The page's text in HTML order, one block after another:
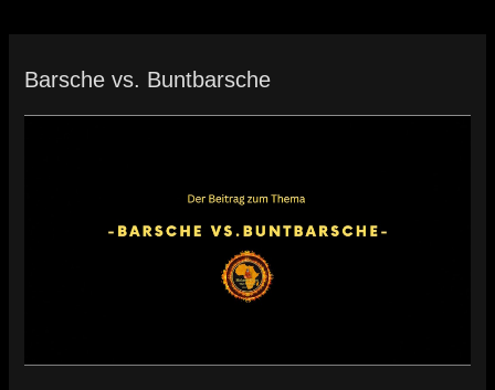
Barsche vs. Buntbarsche